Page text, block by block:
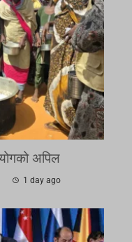
अपिल
1 day ago